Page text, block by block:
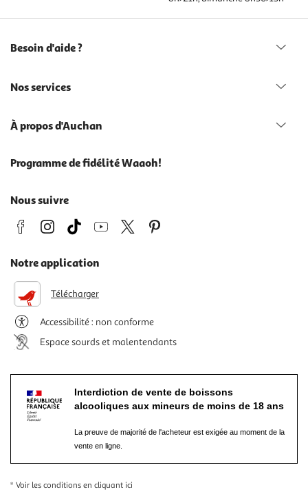
Besoin d'aide ?
Nos services
À propos d'Auchan
Programme de fidélité Waaoh!
Nous suivre
Notre application
Télécharger
Accessibilité : non conforme
Espace sourds et malentendants
Interdiction de vente de boissons
alcooliques aux mineurs de moins de 18 ans
La preuve de majorité de l'acheteur est exigée au moment de la
vente en ligne.
* Voir les conditions en cliquant ici